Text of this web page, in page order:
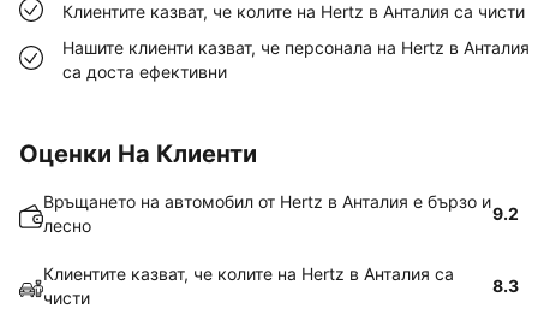
Клиентите казват, че колите на Hertz в Анталия са чисти
Нашите клиенти казват, че персонала на Hertz в Анталия
са доста ефективни
Оценки На Клиенти
Връщането на автомобил от Hertz в Анталия е бързо и
лесно
9.2
Клиентите казват, че колите на Hertz в Анталия са
чисти
8.3